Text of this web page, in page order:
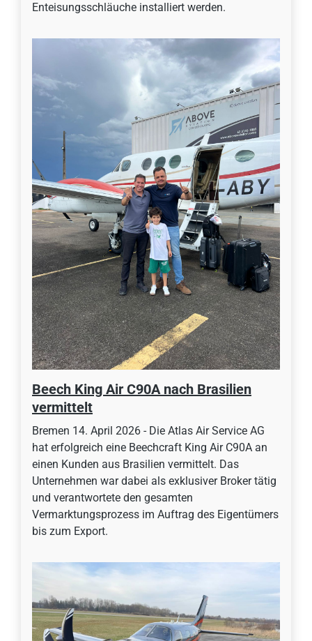
Enteisungsschläuche installiert werden.
Beech King Air C90A nach Brasilien
vermittelt
Bremen 14. April 2026 - Die Atlas Air Service AG
hat erfolgreich eine Beechcraft King Air C90A an
einen Kunden aus Brasilien vermittelt. Das
Unternehmen war dabei als exklusiver Broker tätig
und verantwortete den gesamten
Vermarktungsprozess im Auftrag des Eigentümers
bis zum Export.